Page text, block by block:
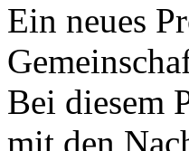
Ein neues
Bei diesem
mit den